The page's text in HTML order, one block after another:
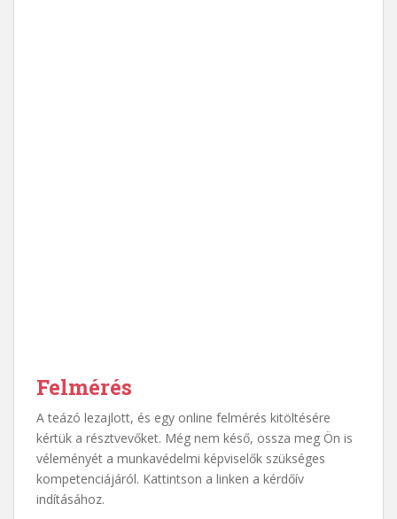
Felmérés
A teázó lezajlott, és egy online felmérés kitöltésére
kértük a résztvevőket. Még nem késő, ossza meg Ön is
véleményét a munkavédelmi képviselők szükséges
kompetenciájáról. Kattintson a linken a kérdőív
indításához.